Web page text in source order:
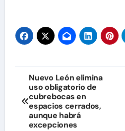
Navegación
de
entradas
Nuevo León elimina
uso obligatorio de
cubrebocas en
espacios cerrados,
aunque habrá
excepciones